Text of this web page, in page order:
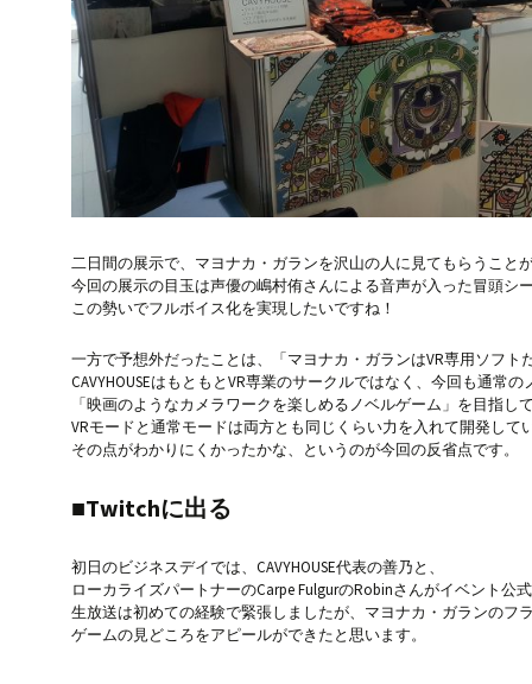
二日間の展示で、マヨナカ・ガランを沢山の人に見てもらうこと
今回の展示の目玉は声優の嶋村侑さんによる音声が入った冒頭シ
この勢いでフルボイス化を実現したいですね！
一方で予想外だったことは、「マヨナカ・ガランはVR専用ソフ
CAVYHOUSEはもともとVR専業のサークルではなく、今回も通常
「映画のようなカメラワークを楽しめるノベルゲーム」を目指し
VRモードと通常モードは両方とも同じくらい力を入れて開発して
その点がわかりにくかったかな、というのが今回の反省点です。
■Twitchに出る
初日のビジネスデイでは、CAVYHOUSE代表の善乃と、
ローカライズパートナーのCarpe FulgurのRobinさんがイベント公
生放送は初めての経験で緊張しましたが、マヨナカ・ガランのフ
ゲームの見どころをアピールができたと思います。